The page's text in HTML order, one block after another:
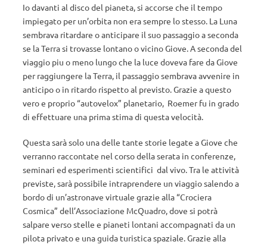
Io davanti al disco del pianeta, si accorse che il tempo
impiegato per un’orbita non era sempre lo stesso. La Luna
sembrava ritardare o anticipare il suo passaggio a seconda
se la Terra si trovasse lontano o vicino Giove. A seconda del
viaggio piu o meno lungo che la luce doveva fare da Giove
per raggiungere la Terra, il passaggio sembrava avvenire in
anticipo o in ritardo rispetto al previsto. Grazie a questo
vero e proprio “autovelox” planetario, Roemer fu in grado
di effettuare una prima stima di questa velocità.
Questa sarà solo una delle tante storie legate a Giove che
verranno raccontate nel corso della serata in conferenze,
seminari ed esperimenti scientifici dal vivo. Tra le attività
previste, sarà possibile intraprendere un viaggio salendo a
bordo di un’astronave virtuale grazie alla “Crociera
Cosmica” dell’Associazione McQuadro, dove si potrà
salpare verso stelle e pianeti lontani accompagnati da un
pilota privato e una guida turistica spaziale. Grazie alla